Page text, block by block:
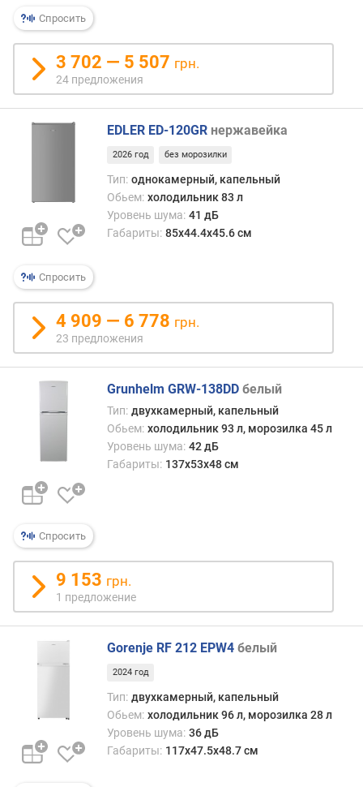
б
а
л
н
и
к
о
л
ч
е
с
т
е
о
ж
е
и
й
о
б
щ
й
ъ
м
(
Спросить
3 702 — 5 507 грн.
24 предложения
Спросить
EDLER ED-120GR нержавейка
2026 год без морозилки
Тип: однокамерный, капельный
Обьем: холодильник 83 л
Уровень шума: 41 дБ
Габариты: 85х44.4х45.6 см
4 909 — 6 778 грн.
23 предложения
Спросить
Grunhelm GRW-138DD белый
Тип: двухкамерный, капельный
Обьем: холодильник 93 л, морозилка 45 л
Уровень шума: 42 дБ
Габариты: 137x53x48 см
9 153 грн.
1 предложение
Gorenje RF 212 EPW4 белый
2024 год
Тип: двухкамерный, капельный
Обьем: холодильник 96 л, морозилка 28 л
Уровень шума: 36 дБ
Габариты: 117x47.5x48.7 см